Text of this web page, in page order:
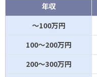
年収
～100万円
100～200万円
200～300万円